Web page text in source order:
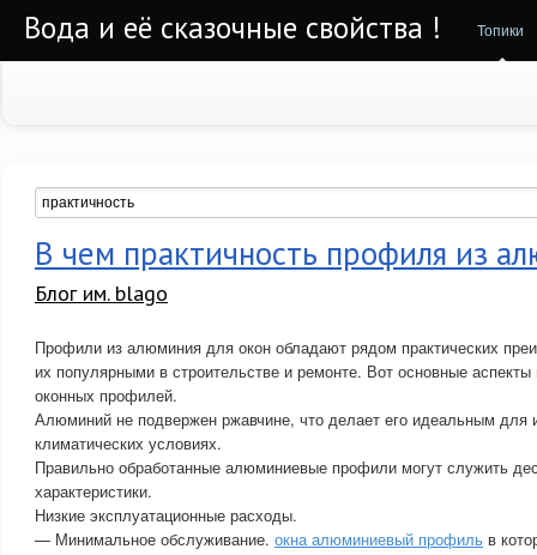
Вода и её сказочные свойства ! Топики
В чем практичность профиля из
Блог им. blago
Профили из алюминия для окон обладают рядом практических
их популярными в строительстве и ремонте. Вот основные
оконных профилей.
Алюминий не подвержен ржавчине, что делает его идеальным для
климатических условиях.
Правильно обработанные алюминиевые профили могут служить
характеристики.
Низкие эксплуатационные расходы.
— Минимальное обслуживание. окна алюминиевый профиль в